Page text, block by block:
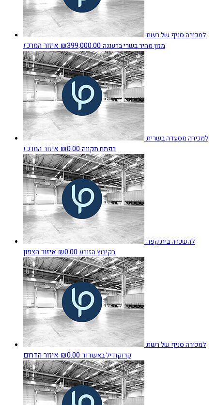
למכירה סניף של רשת
מזון מהיר בשרי ברעננה₪399,000.00איזור המרכז
למכירה מסעדה בשרית
בפתח תקווה₪0.00איזור המרכז
להשכרה בית קפה
בקיבוץ הזורע₪0.00איזור הצפון
למכירה סניף של רשת
קרוקודיל באשדוד₪0.00איזור הדרום